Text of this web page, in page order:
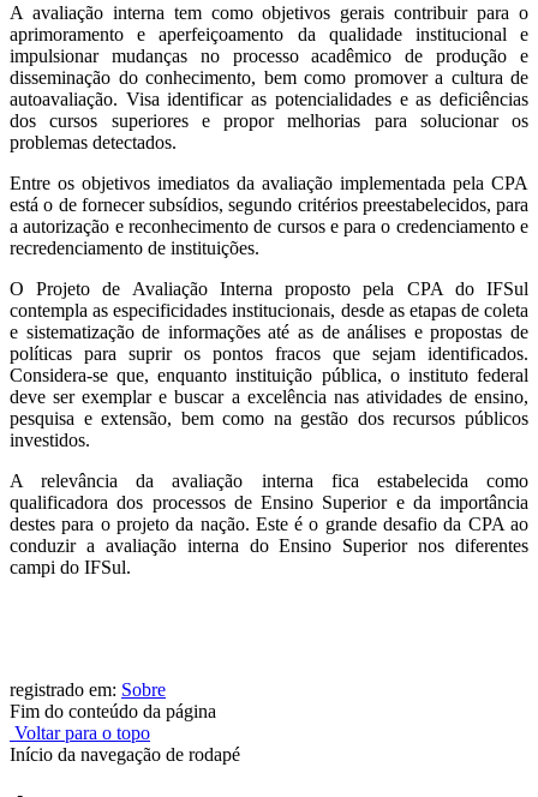
A avaliação interna tem como objetivos gerais contribuir para o
aprimoramento e aperfeiçoamento da qualidade institucional e
impulsionar mudanças no processo acadêmico de produção e
disseminação do conhecimento, bem como promover a cultura de
autoavaliação. Visa identificar as potencialidades e as deficiências
dos cursos superiores e propor melhorias para solucionar os
problemas detectados.
Entre os objetivos imediatos da avaliação implementada pela CPA
está o de fornecer subsídios, segundo critérios preestabelecidos, para
a autorização e reconhecimento de cursos e para o credenciamento e
recredenciamento de instituições.
O Projeto de Avaliação Interna proposto pela CPA do IFSul
contempla as especificidades institucionais, desde as etapas de coleta
e sistematização de informações até as de análises e propostas de
políticas para suprir os pontos fracos que sejam identificados.
Considera-se que, enquanto instituição pública, o instituto federal
deve ser exemplar e buscar a excelência nas atividades de ensino,
pesquisa e extensão, bem como na gestão dos recursos públicos
investidos.
A relevância da avaliação interna fica estabelecida como
qualificadora dos processos de Ensino Superior e da importância
destes para o projeto da nação. Este é o grande desafio da CPA ao
conduzir a avaliação interna do Ensino Superior nos diferentes
campi do IFSul.
registrado em: Sobre
Fim do conteúdo da página
Voltar para o topo
Início da navegação de rodapé